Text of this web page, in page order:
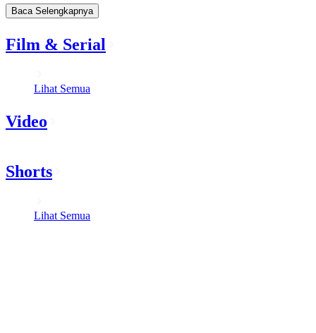
Baca Selengkapnya
Film & Serial
Lihat Semua
Video
Shorts
Lihat Semua